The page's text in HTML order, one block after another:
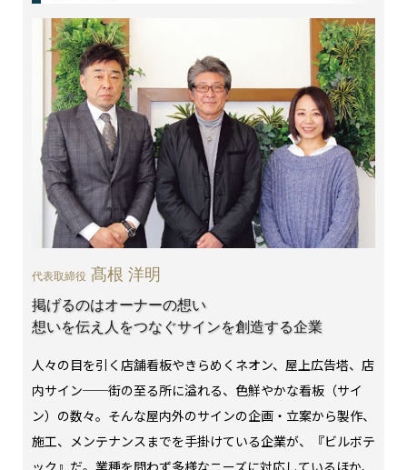
代表取締役 髙根 洋明
掲げるのはオーナーの想い
想いを伝え人をつなぐサインを創造する企業
人々の目を引く店舗看板やきらめくネオン、屋上広告塔、店
内サイン──街の至る所に溢れる、色鮮やかな看板（サイ
ン）の数々。そんな屋内外のサインの企画・立案から製作、
施工、メンテナンスまでを手掛けている企業が、『ビルボテ
ック』だ。業種を問わず多様なニーズに対応しているほか、